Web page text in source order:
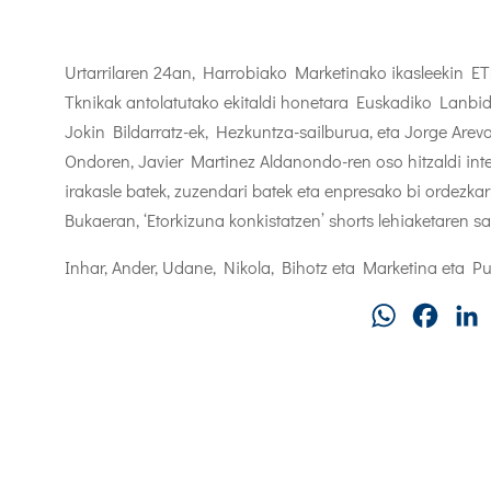
Urtarrilaren 24an, Harrobiako Marketinako ikasleekin
Tknikak antolatutako ekitaldi honetara Euskadiko
Jokin Bildarratz-ek, Hezkuntza-sailburua, eta Jorge
Ondoren, Javier Martinez Aldanondo-ren oso hitzaldi
irakasle batek, zuzendari batek eta enpresako bi
Bukaeran, ‘Etorkizuna konkistatzen’ shorts lehiaketaren
Inhar, Ander, Udane, Nikola, Bihotz eta Marketina eta
WhatsApp